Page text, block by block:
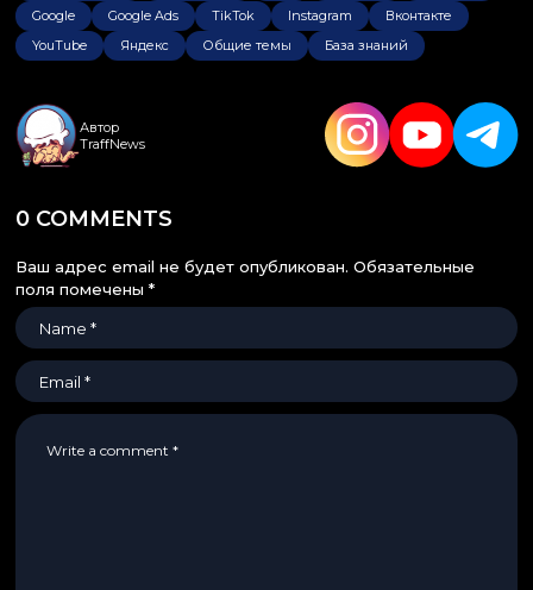
Google
Google Ads TikTok Instagram
Вконтакте
YouTube
Яндекс Общие темы База знаний
Автор
TraffNews
0 COMMENTS
Ваш адрес email не будет опубликован. Обязательные
поля помечены *